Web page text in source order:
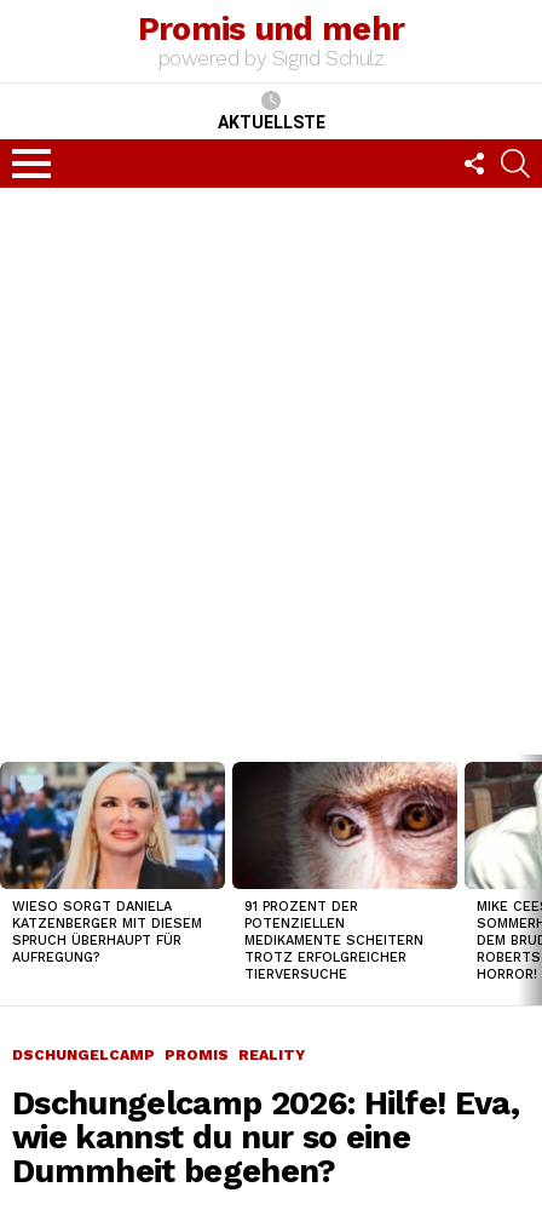
Promis und mehr
powered by Sigrid Schulz
AKTUELLSTE
Menu
US
TOP
NEWS
WIESO SORGT DANIELA
KATZENBERGER MIT DIESEM
SPRUCH ÜBERHAUPT FÜR
AUFREGUNG?
91 PROZENT DER
POTENZIELLEN
MEDIKAMENTE SCHEITERN
TROTZ ERFOLGREICHER
TIERVERSUCHE
MIKE
DEM
HORROR!
DSCHUNGELCAMP PROMIS REALITY
Dschungelcamp 2026: Hilfe! Eva,
wie kannst du nur so eine
Dummheit begehen?